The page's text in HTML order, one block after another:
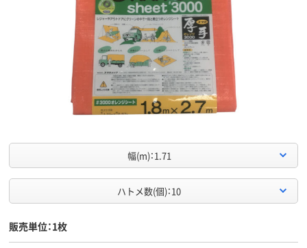
幅(m)：1.71
ハトメ数(個)：10
販売単位：1枚